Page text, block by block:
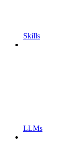
Skills
LLMs